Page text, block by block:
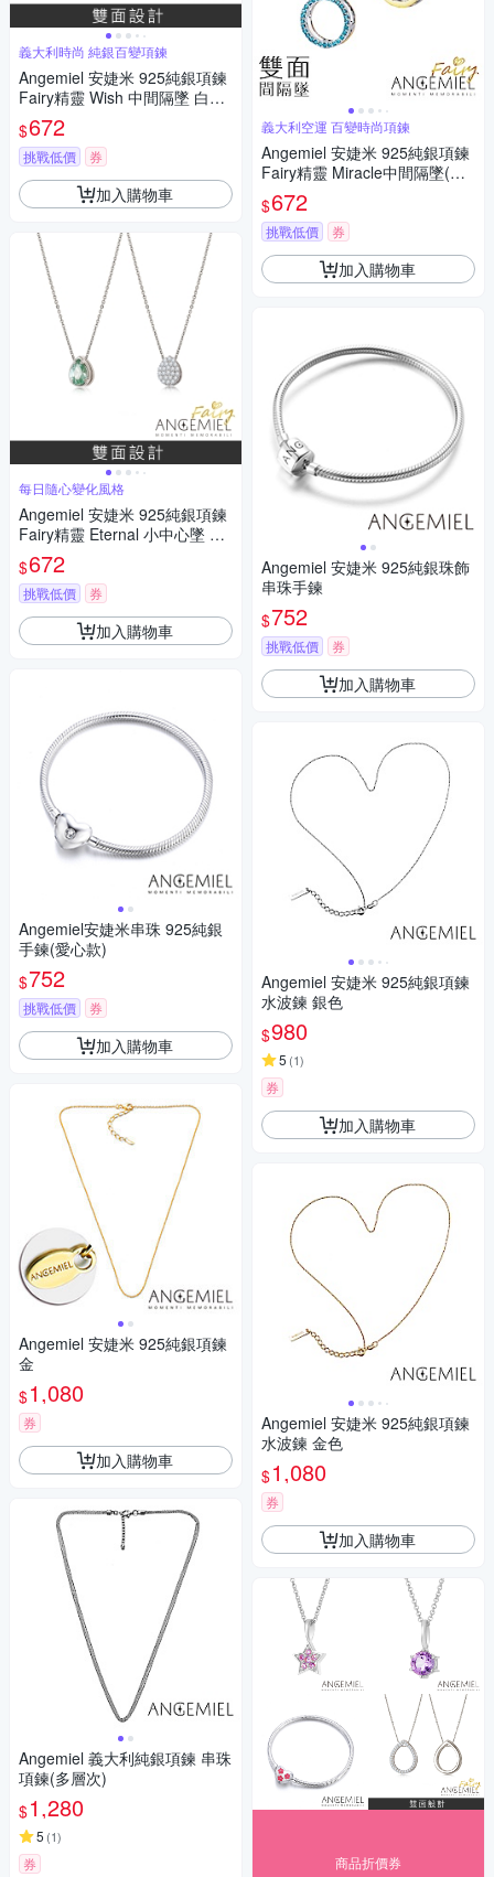
義大利時尚 純銀百變項鍊
Angemiel 安婕米 925純銀項鍊
Fairy精靈 Wish 中間隔墜 白鑽.
金
$672
挑戰低價 券
加入購物車
每日隨心變化風格
Angemiel 安婕米 925純銀項鍊
Fairy精靈 Eternal 小中心墜 綠
鑽滿鑽
$672
挑戰低價 券
加入購物車
Angemiel安婕米串珠 925純銀
手鍊(愛心款)
$752
挑戰低價 券
加入購物車
Angemiel 安婕米 925純銀項鍊
金
$1,080
券
加入購物車
Angemiel 義大利純銀項鍊 串珠
項鍊(多層次)
$1,280
5 (1)
券
義大利空運 百變時尚項鍊
Angemiel 安婕米 925純銀項鍊
Fairy精靈 Miracle中間隔墜(藍
鑽.金)
$672
挑戰低價 券
加入購物車
Angemiel 安婕米 925純銀珠飾
串珠手鍊
$752
挑戰低價 券
加入購物車
Angemiel 安婕米 925純銀項鍊
水波鍊 銀色
$980
5 (1)
券
加入購物車
Angemiel 安婕米 925純銀項鍊
水波鍊 金色
$1,080
券
加入購物車
商品折價券